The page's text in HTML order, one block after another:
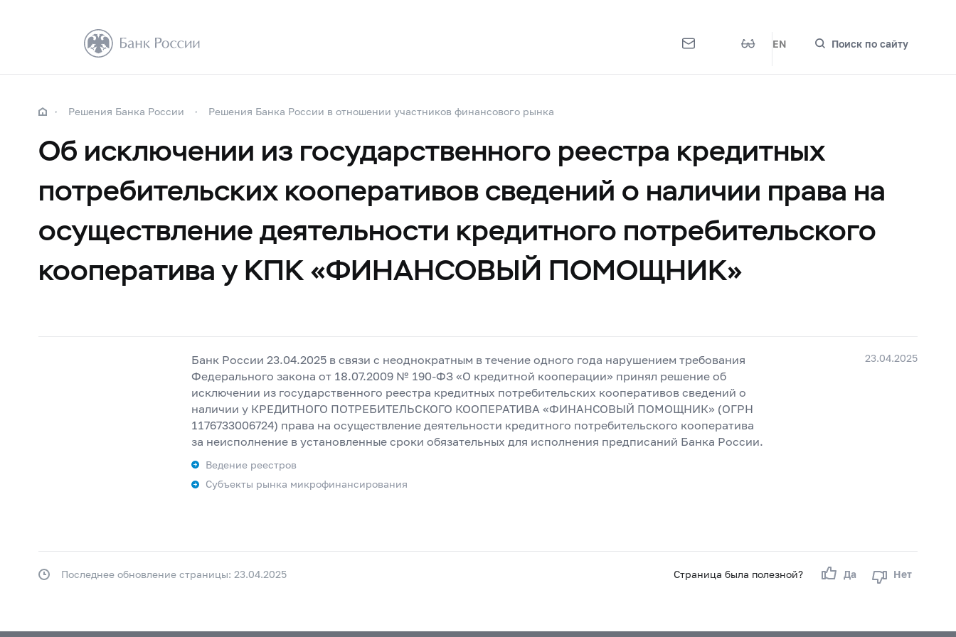
EN Поиск по сайту
Решения Банка России Решения Банка России в отношении участников финансового рынка
Об исключении из государственного реестра кредитных
потребительских кооперативов сведений о наличии права на
осуществление деятельности кредитного потребительского
кооператива у КПК «ФИНАНСОВЫЙ ПОМОЩНИК»
23.04.2025
Банк России 23.04.2025 в связи с неоднократным в течение одного года нарушением требования
Федерального закона от 18.07.2009 № 190-ФЗ «О кредитной кооперации» принял решение об
исключении из государственного реестра кредитных потребительских кооперативов сведений о
наличии у КРЕДИТНОГО ПОТРЕБИТЕЛЬСКОГО КООПЕРАТИВА «ФИНАНСОВЫЙ ПОМОЩНИК» (ОГРН
1176733006724) права на осуществление деятельности кредитного потребительского кооператива
за неисполнение в установленные сроки обязательных для исполнения предписаний Банка России.
Ведение реестров
Субъекты рынка микрофинансирования
Страница была полезной? Да Нет
Последнее обновление страницы: 23.04.2025